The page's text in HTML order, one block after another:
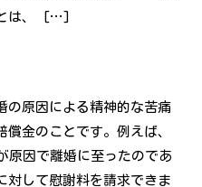
は、 […]
の原因による精神的な苦痛
償金のことです。例えば、
原因で離婚に至ったのであ
対して慰謝料を請求できま